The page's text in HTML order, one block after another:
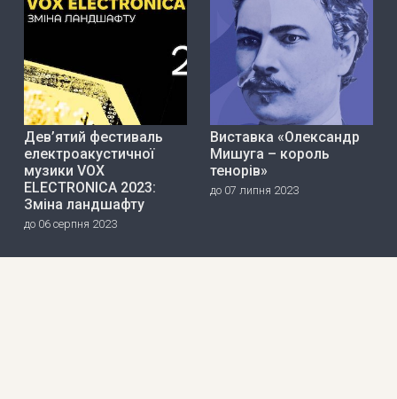
Дев’ятий фестиваль
електроакустичної
музики VOX
ELECTRONICA 2023:
Зміна ландшафту
до 06 серпня 2023
Виставка «Олександр
Мишуга – король
тенорів»
до 07 липня 2023